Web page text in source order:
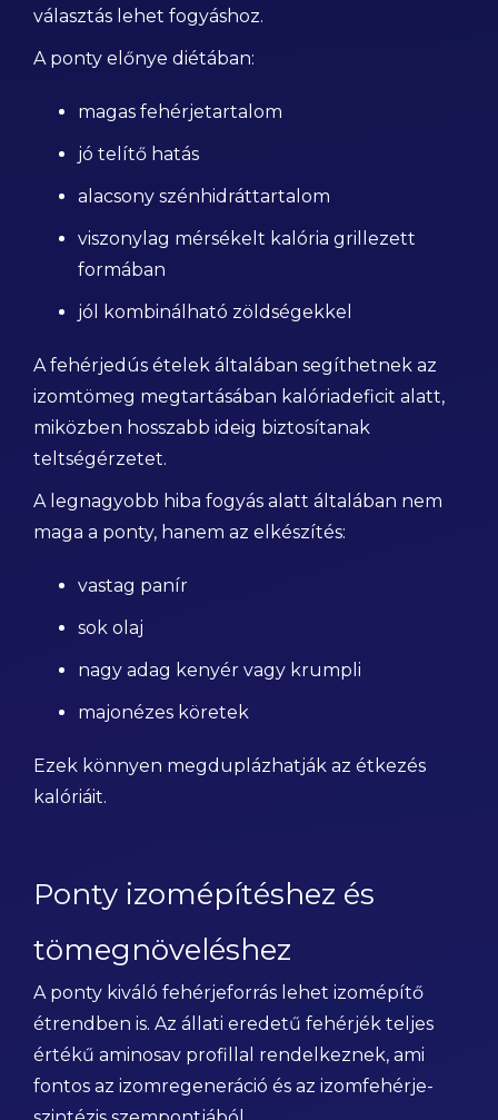
választás lehet fogyáshoz.
A ponty előnye diétában:
magas fehérjetartalom
jó telítő hatás
alacsony szénhidráttartalom
viszonylag mérsékelt kalória grillezett
formában
jól kombinálható zöldségekkel
A fehérjedús ételek általában segíthetnek az
izomtömeg megtartásában kalóriadeficit alatt,
miközben hosszabb ideig biztosítanak
teltségérzetet.
A legnagyobb hiba fogyás alatt általában nem
maga a ponty, hanem az elkészítés:
vastag panír
sok olaj
nagy adag kenyér vagy krumpli
majonézes köretek
Ezek könnyen megduplázhatják az étkezés
kalóriáit.
Ponty izomépítéshez és
tömegnöveléshez
A ponty kiváló fehérjeforrás lehet izomépítő
étrendben is. Az állati eredetű fehérjék teljes
értékű aminosav profillal rendelkeznek, ami
fontos az izomregeneráció és az izomfehérje-